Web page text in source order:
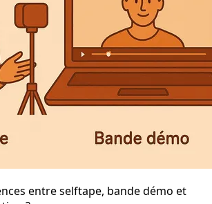
entre selftape, bande démo et